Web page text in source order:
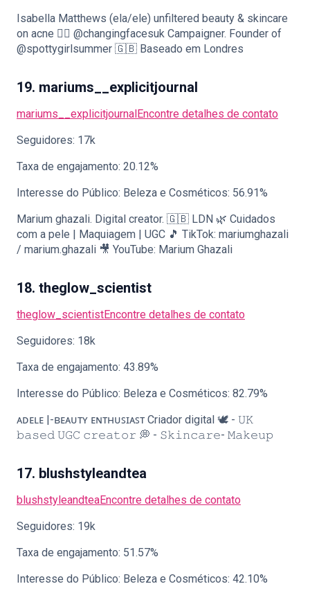
Isabella Matthews (ela/ele) unfiltered beauty & skincare
on acne 🧖‍♀️ @changingfacesuk Campaigner. Founder of
@spottygirlsummer 🇬🇧 Baseado em Londres
19. mariums__explicitjournal
mariums__explicitjournalEncontre detalhes de contato
Seguidores: 17k
Taxa de engajamento: 20.12%
Interesse do Público: Beleza e Cosméticos: 56.91%
Marium ghazali. Digital creator. 🇬🇧 LDN 🌿 Cuidados
com a pele | Maquiagem | UGC 🎵 TikTok: mariumghazali
/ marium.ghazali 🎥 YouTube: Marium Ghazali
18. theglow_scientist
theglow_scientistEncontre detalhes de contato
Seguidores: 18k
Taxa de engajamento: 43.89%
Interesse do Público: Beleza e Cosméticos: 82.79%
ᴀᴅᴇʟᴇ |-ʙᴇᴀᴜᴛʏ ᴇɴᴛʜᴜꜱɪᴀꜱᴛ Criador digital 🕊️ - 𝚄𝙺
𝚋𝚊𝚜𝚎𝚍 𝚄𝙶𝙲 𝚌𝚛𝚎𝚊𝚝𝚘𝚛 💭 - 𝚂𝚔𝚒𝚗𝚌𝚊𝚛𝚎- 𝙼𝚊𝚔𝚎𝚞𝚙
17. blushstyleandtea
blushstyleandteaEncontre detalhes de contato
Seguidores: 19k
Taxa de engajamento: 51.57%
Interesse do Público: Beleza e Cosméticos: 42.10%